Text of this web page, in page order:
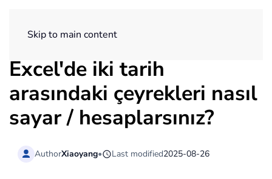
Skip to main content
Excel'de iki tarih
arasındaki çeyrekleri nasıl
sayar / hesaplarsınız?
AuthorXiaoyang• Last modified2025-08-26